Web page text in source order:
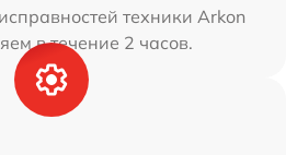
техники Arkon
в течение 2 часов.